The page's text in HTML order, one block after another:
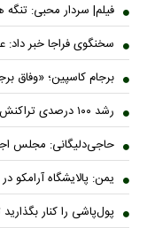
فیلم| سردار محبی:
سخنگوی فراجا خبر
برجام کاسپین؛ «وفاق
رشد ۱۰۰ درصدی تراکنش‌ها؛ خرید مردم بیشتر شد یا گران‌تر؟
حاجی‌دلیگانی: مجلس
یمن: پالایشگاه آرامکو
پول‌پاشی را کنار